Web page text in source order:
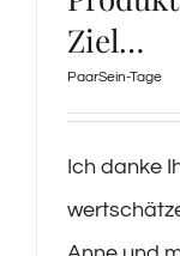
Ziel…
PaarSein-Tage
Ich danke